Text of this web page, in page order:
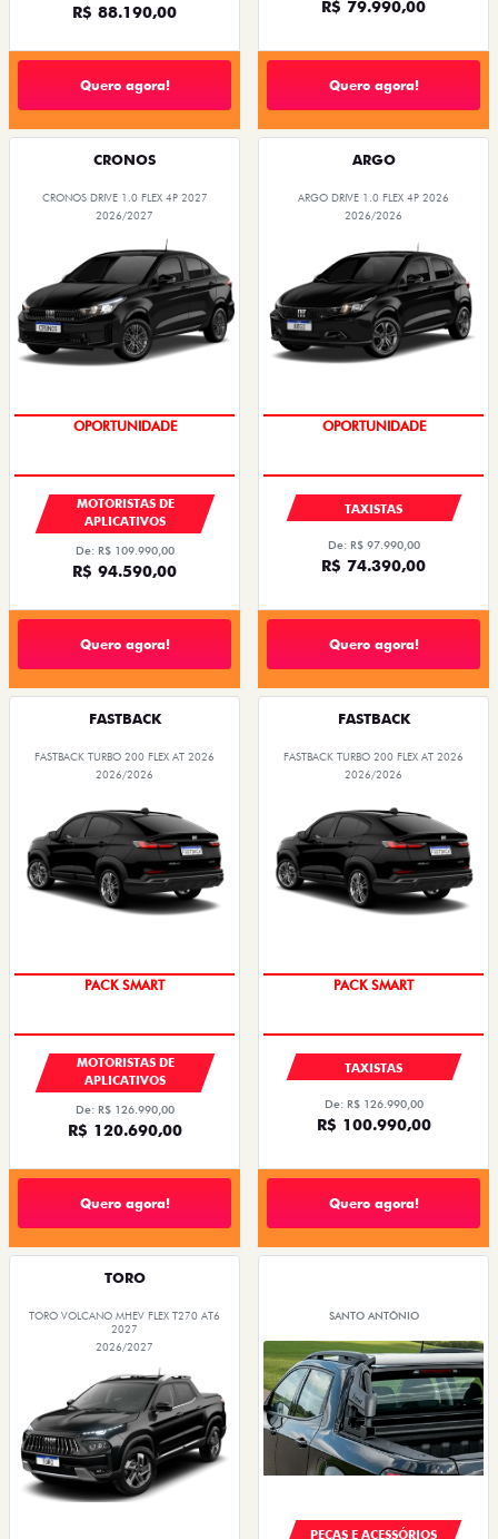
R$ 88.190,00
Quero agora!
R$ 79.990,00
Quero agora!
CRONOS
CRONOS DRIVE 1.0 FLEX 4P 2027
2026/2027
OPORTUNIDADE
MOTORISTAS DE
APLICATIVOS
De: R$ 109.990,00
R$ 94.590,00
Quero agora!
ARGO
ARGO DRIVE 1.0 FLEX 4P 2026
2026/2026
OPORTUNIDADE
TAXISTAS
De: R$ 97.990,00
R$ 74.390,00
Quero agora!
FASTBACK
FASTBACK TURBO 200 FLEX AT 2026
2026/2026
PACK SMART
MOTORISTAS DE
APLICATIVOS
De: R$ 126.990,00
R$ 120.690,00
Quero agora!
FASTBACK
FASTBACK TURBO 200 FLEX AT 2026
2026/2026
PACK SMART
TAXISTAS
De: R$ 126.990,00
R$ 100.990,00
Quero agora!
TORO
TORO VOLCANO MHEV FLEX T270 AT6
2027
2026/2027
SANTO ANTÔNIO
PEÇAS E ACESSÓRIOS